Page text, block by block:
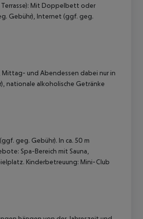
Terrasse): Mit Doppelbett oder
Gebühr), Internet (ggf. geg.
Mittag- und Abendessen dabei nur in
nationale alkoholische Getränke
geg. Gebühr). In ca. 50 m
Spa-Bereich mit Sauna,
Kinderbetreuung: Mini-Club